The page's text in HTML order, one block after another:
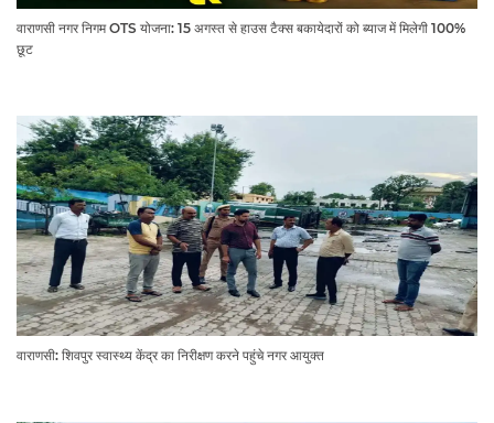
वाराणसी नगर निगम OTS योजना: 15 अगस्त से हाउस टैक्स बकायेदारों को ब्याज में मिलेगी 100%
छूट
वाराणसी: शिवपुर स्वास्थ्य केंद्र का निरीक्षण करने पहुंचे नगर आयुक्त